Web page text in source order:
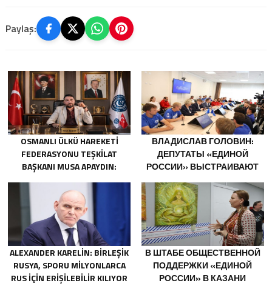
Paylaş:
OSMANLI ÜLKÜ HAREKETİ
FEDERASYONU TEŞKİLAT
BAŞKANI MUSA APAYDIN:
TAYYİP ERDOĞAN’IN
YANINDAYIZ, GÜÇLÜ TÜRKİYE
HEDEFİNE KARARLILIKLA
YÜRÜYORUZ”
ВЛАДИСЛАВ ГОЛОВИН:
ДЕПУТАТЫ «ЕДИНОЙ
РОССИИ» ВЫСТРАИВАЮТ
МОЛОДЁЖНЫХ ИНИЦИАТИВ
ALEXANDER KARELIN: BIRLEŞIK
RUSYA, SPORU MILYONLARCA
RUS IÇIN ERIŞILEBILIR KILIYOR
В ШТАБЕ ОБЩЕСТВЕННОЙ
ПОДДЕРЖКИ «ЕДИНОЙ
РОССИИ» В КАЗАНИ